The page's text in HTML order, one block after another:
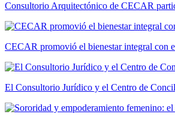
Consultorio Arquitectónico de CECAR
CECAR promovió el bienestar integral con
El Consultorio Jurídico y el Centro de